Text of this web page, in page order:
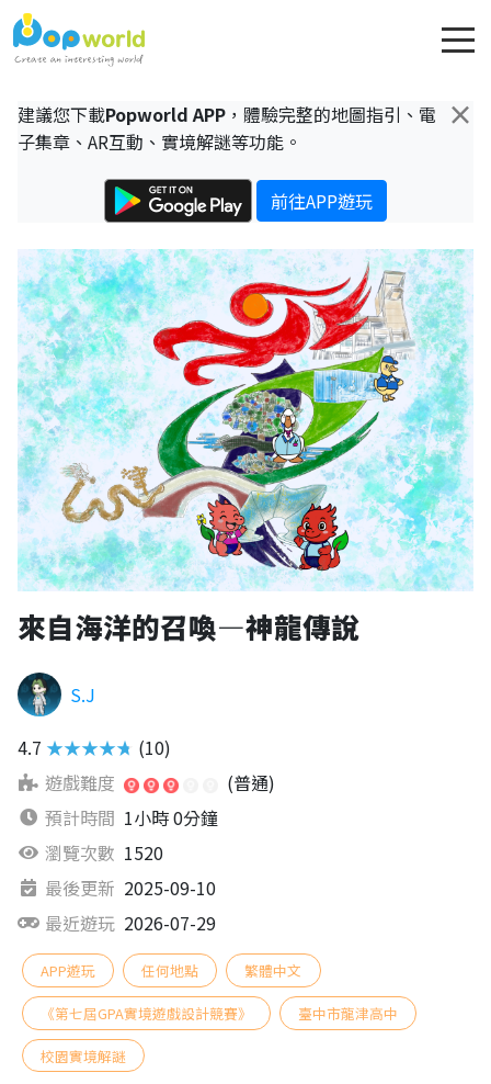
×
建議您下載Popworld APP ，體驗完整的地圖指引、電
子集章、AR互動、實境解謎等功能。
前往APP遊玩
來自海洋的召喚—神龍傳說
S.J
4.7 ★★★★★ (10)
遊戲難度
(普通)
預計時間 1小時 0分鐘
瀏覽次數 1520
最後更新 2025-09-10
最近遊玩 2026-07-29
APP遊玩 任何地點 繁體中文
《第七屆GPA實境遊戲設計競賽》 臺中市龍津高中
校園實境解謎